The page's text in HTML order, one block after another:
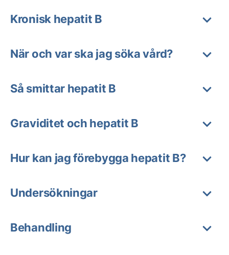
Kronisk hepatit B
När och var ska jag söka vård?
Så smittar hepatit B
Graviditet och hepatit B
Hur kan jag förebygga hepatit B?
Undersökningar
Behandling